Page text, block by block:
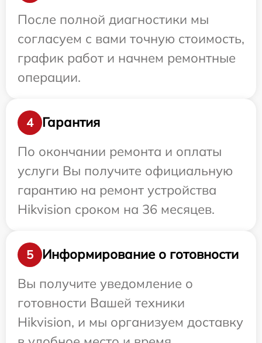
После полной диагностики мы
согласуем с вами точную стоимость,
график работ и начнем ремонтные
операции.
4
Гарантия
По окончании ремонта и оплаты
услуги Вы получите официальную
гарантию на ремонт устройства
Hikvision сроком на 36 месяцев.
5
Информирование о готовности
Вы получите уведомление о
готовности Вашей техники
Hikvision, и мы организуем доставку